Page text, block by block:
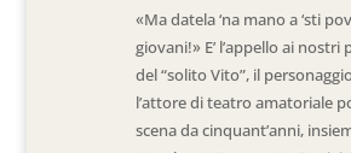
«Ma datela ‘na mano a ‘sti
giovani!» E’ l’appello ai nostri
del “solito Vito”, il
l’attore di teatro amatoriale
scena da cinquant’anni,